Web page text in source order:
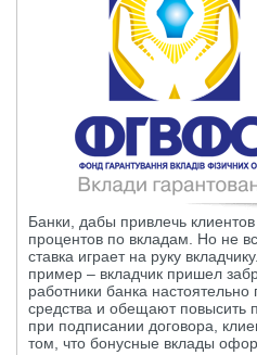
Банки, дабы привлечь
процентов по вкладам. Но не
ставка играет на руку
пример – вкладчик пришел
работники банка настоятельно
средства и обещают повысить
при подписании договора,
том, что бонусные вклады